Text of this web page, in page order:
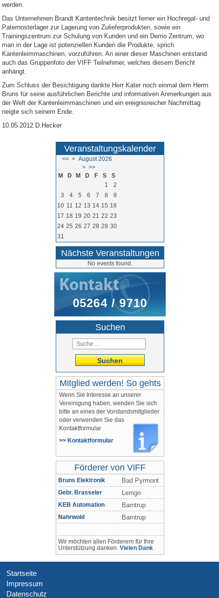
werden.
Das Unternehmen Brandt Kantentechnik besitzt ferner ein Hochregal- und
Paternosterlager zur Lagerung von Zulieferprodukten, sowie ein
Trainingszentrum zur Schulung von Kunden und ein Demo Zentrum, wo
man in der Lage ist potenziellen Kunden die Produkte, sprich
Kantenleimmaschinen, vorzuführen. An einer dieser Maschinen entstand
auch das Gruppenfoto der VIFF Teilnehmer, welches diesem Bericht
anhängt.
Zum Schluss der Besichtigung dankte Herr Kater noch einmal dem Herrn
Bruns für seine ausführlichen Berichte und informativen Anmerkungen aus
der Welt der Kantenleimmaschinen und ein ereignisreicher Nachmittag
neigte sich seinem Ende.
10.05.2012 D.Hecker
Veranstaltungskalender
<< < August 2026
> >>
M
D M D F S
S
1
2
3
4 5 6 7 8
9
10 11 12 13 14 15 16
17 18 19 20 21 22 23
24 25 26 27 28 29 30
31
Nächste Veranstaltungen
No events found.
05264 / 9710
Suchen
Suchen
Mitglied werden! So gehts
Wenn Sie Interesse an unserer
Vereinigung haben, wenden Sie sich
bitte an eines der Vorstandsmitglieder
oder verwenden Sie das
Kontaktformular
>> Kontaktformular
Förderer von ViFF
Bruns Elektronik Bad Pyrmont
Gebr. Brasseler Lemgo
KEB Automation Barntrup
Nahrwold Barntrup
Wir möchten allen Förderern für Ihre
Unterstützung danken. Vielen Dank
Startseite
Impressum
Datenschutz